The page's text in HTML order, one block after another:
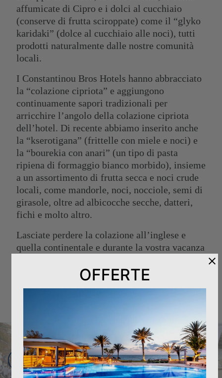
affumicate di Cipro e i dolci al cucchiaio
(conserve di frutta sciroppate) come il “glyko
karidaki” (dolce al cucchiaio alle noci), tutti
prodotti naturalmente dalle nostre comunità
locali.
I Constantinou Bros Hotels hanno abbracciato
la “colazione cipriota” e aggiungono
continuamente sapori tradizionali per
arricchire l’angolo della colazione cipriota
dell’hotel. Di recente abbiamo inserito anche
la “kserotigana” (frittelle con miele e noci) e
la “bourekia con anari” (un tipo di pasta
ripiena di formaggio bianco morbido), insieme
a un assortimento di frutta secca e noci crude
locali, come mandorle, noci, nocciole, semi di
girasole, oltre ad albicocche secche, datteri,
fichi e molto altro.
Lasciate perdere la colazione all’inglese e
quella continentale e durante la vostra vacanza
sana colazione. Assaporate la nostra colazione
MARATONA E MEZZA MARATONA DI
CIPRO LOGICOM
OFFERTE